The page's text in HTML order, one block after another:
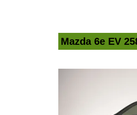
Mazda 6e EV